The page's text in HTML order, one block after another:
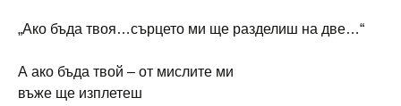
„Ако бъда твоя…сърцето ми ще разделиш на две…“
А ако бъда твой – от мислите ми
въже ще изплетеш